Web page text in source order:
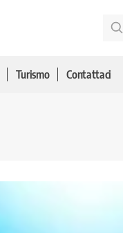
Turismo Contattaci